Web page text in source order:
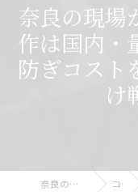
奈良の現場
作は国内・
防ぎコスト
け
奈良の金属加工ならSOUKEI コラム